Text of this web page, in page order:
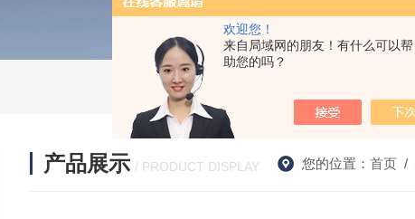
欢迎您！
来自局域网的朋友！有什么可以帮
助您的吗？
产品展示 / PRODUCT DISPLAY 您的位置： 首页/